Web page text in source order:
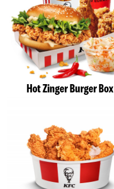
Hot Zinger Burger Box